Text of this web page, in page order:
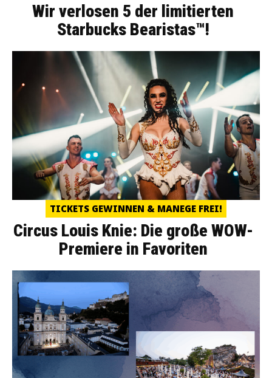
Wir verlosen 5 der limitierten
Starbucks Bearistas™!
TICKETS GEWINNEN & MANEGE FREI!
Circus Louis Knie: Die große WOW-
Premiere in Favoriten